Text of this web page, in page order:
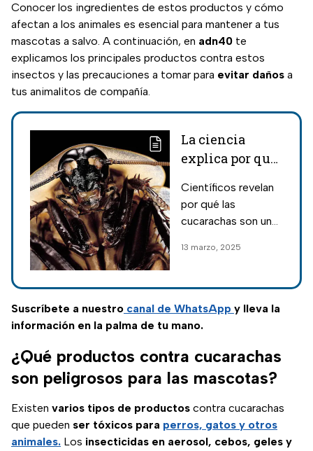
Conocer los ingredientes de estos productos y cómo
afectan a los animales es esencial para mantener a tus
mascotas a salvo. A continuación, en adn40 te
explicamos los principales productos contra estos
insectos y las precauciones a tomar para evitar daños a
tus animalitos de compañía.
La ciencia
explica por qué
aplastar
cucarachas para
temporada de
Científicos revelan
por qué las
cucarachas son un
tremendamente
difícil de eliminar en
la temporada de
calor.
13 marzo, 2025
Suscríbete a nuestro canal de WhatsApp y lleva la
información en la palma de tu mano.
¿Qué productos contra cucarachas
son peligrosos para las mascotas?
Existen varios tipos de productos contra cucarachas
que pueden ser tóxicos para perros, gatos y otros
animales. Los insecticidas en aerosol, cebos, geles y